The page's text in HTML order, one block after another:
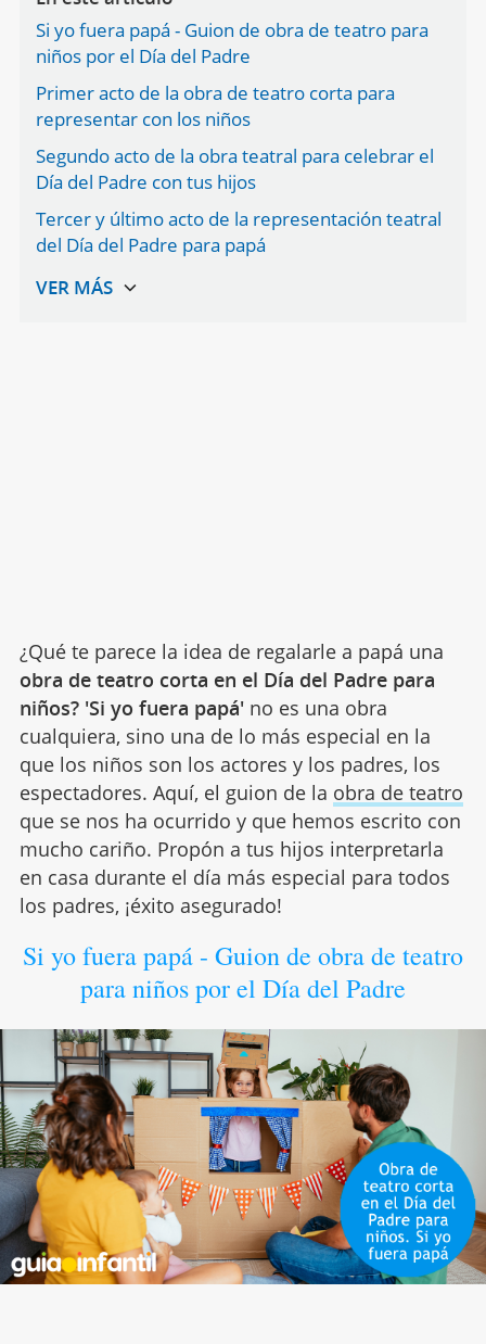
Si yo fuera papá - Guion de obra de teatro para
niños por el Día del Padre
Primer acto de la obra de teatro corta para
representar con los niños
Segundo acto de la obra teatral para celebrar el
Día del Padre con tus hijos
Tercer y último acto de la representación teatral
del Día del Padre para papá
¿Qué te parece la idea de regalarle a papá una
obra de teatro corta en el Día del Padre para
niños? 'Si yo fuera papá'no es una obra
cualquiera, sino una de lo más especial en la
que los niños son los actores y los padres, los
espectadores. Aquí, el guion de la obra de teatro
que se nos ha ocurrido y que hemos escrito con
mucho cariño. Propón a tus hijos interpretarla
en casa durante el día más especial para todos
los padres, ¡éxito asegurado!
Si yo fuera papá - Guion de obra de teatro
para niños por el Día del Padre